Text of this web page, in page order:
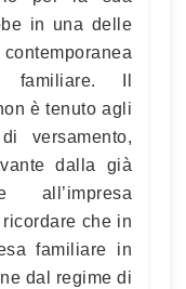
in una delle
familiare. Il
è tenuto agli
versamento,
dalla già
all’impresa
che in
familiare in
dal regime di